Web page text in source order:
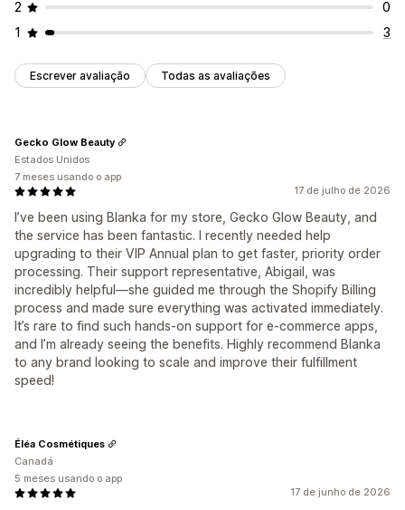
2
0
1
3
Escrever avaliação Todas as avaliações
17 de julho de 2026
I’ve been using Blanka for my store, Gecko Glow Beauty, and
the service has been fantastic. I recently needed help
upgrading to their VIP Annual plan to get faster, priority order
processing. Their support representative, Abigail, was
incredibly helpful—she guided me through the Shopify Billing
process and made sure everything was activated immediately.
It’s rare to find such hands-on support for e-commerce apps,
and I’m already seeing the benefits. Highly recommend Blanka
to any brand looking to scale and improve their fulfillment
speed!
Gecko Glow Beauty
Estados Unidos
7 meses usando o app
17 de junho de 2026
Éléa Cosmétiques
Canadá
5 meses usando o app